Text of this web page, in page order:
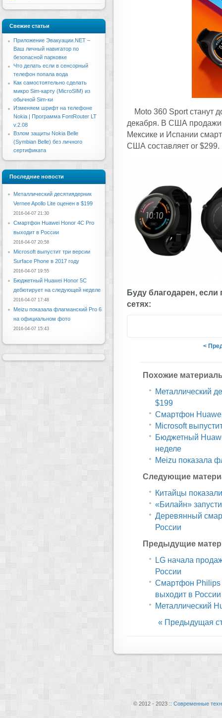
Moto 360 Sport станут
декабря. В США продажи
Мексике и Испании
США составляет or $299.
Буду благодарен, если
сетях:
<
Похожие
Металлический
$199
Смартфон
Microsoft
Бюджетный
неделе
Meizu показала
Следующие
Китайцы
«Билайн»
Деревянный
России
Предыдущие
LG начала
России
Смартфон Philips
выходит в России
Металлический
« Предыдущая
Свежие статьи
Приложение Эвакуации.NET –
Ваш личный навигатор по
безопасной парковке
Что делать если в сенсорный
телефон попала вода
Как самостоятельно сделать
микро Sim-карту (MicroSIM) из
обычной Sim-ки
Изменяем шрифт на телефоне
Nokia | Программа FontRouter LT
v.2.08
Взлом защиты Nokia Belle
(Symbian Belle) без личного
сертификата
Последние новости
Металлический десятиядерник
Vernee Apollo Lite оценен в $199
2016-04-07 21:30
Смартфон Huawei Honor 4C Pro
выходит в России
2016-04-07 20:58
Microsoft выпустит три версии
Surface Phone в 2017 году
2016-04-07 19:55
Бюджетный Huawei Honor 5C
дебютирует на следующей неделе
2016-04-07 17:48
Meizu показала флагманский Pro 6
на официальном фото
2016-04-07 15:43
© 2012 - 2023 :: Современные